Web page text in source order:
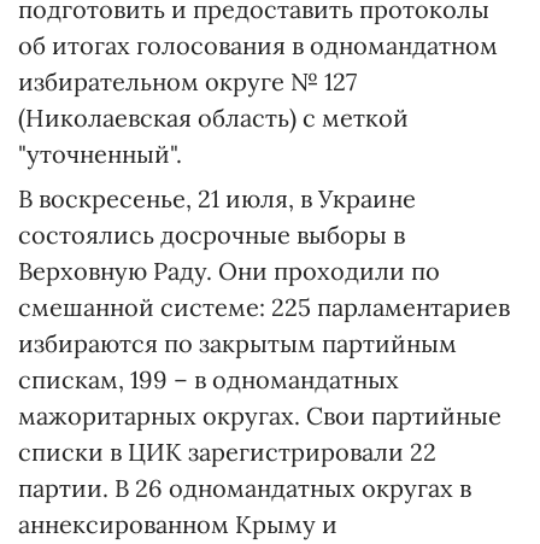
подготовить и предоставить протоколы
об итогах голосования в одномандатном
избирательном округе № 127
(Николаевская область) с меткой
"уточненный".
В воскресенье, 21 июля, в Украине
состоялись досрочные выборы в
Верховную Раду. Они проходили по
смешанной системе: 225 парламентариев
избираются по закрытым партийным
спискам, 199 – в одномандатных
мажоритарных округах. Свои партийные
списки в ЦИК зарегистрировали 22
партии. В 26 одномандатных округах в
аннексированном Крыму и